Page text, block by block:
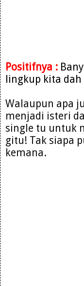
Positifnya :
lingkup kita dah
Walaupun apa
menjadi isteri
single tu untuk
gitu! Tak siapa
kemana.